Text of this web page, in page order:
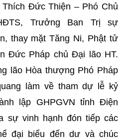
Thích Đức Thiện – Phó Chủ
Trưởng Ban Trị sự
thay mặt Tăng Ni, Phật tử
Đức Pháp chủ Đại lão HT.
lão Hòa thượng Phó Pháp
làm về tham dự lễ kỷ
lập GHPGVN tỉnh Điện
sự vinh hạnh đón tiếp các
đại biểu đến dư và chúc